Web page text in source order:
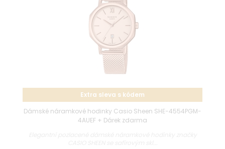
Extra sleva s kódem
Dámské náramkové hodinky Casio Sheen SHE-4554PGM-
4AUEF + Dárek zdarma